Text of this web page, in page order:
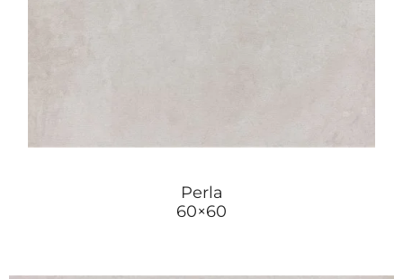
Perla
60×60